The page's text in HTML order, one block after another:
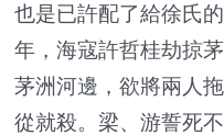
也是已許配了給徐氏
年，海寇許哲桂劫掠
茅洲河邊，欲將兩人
從就殺。梁、游誓死